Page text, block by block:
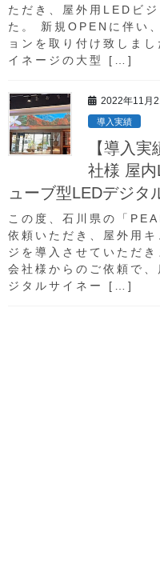
ただき、屋外用LEDビ
た。 新規OPENに伴い
ョンを取り付け致しま
イネージの大型 […]
2022年11月
導入実績
【導入
社様 屋
ューブ型LEDデジタ
この度、石川県の「
依頼いただき、屋外用
ジを導入させていただ
会社様からのご依頼で
ジタルサイネー […]